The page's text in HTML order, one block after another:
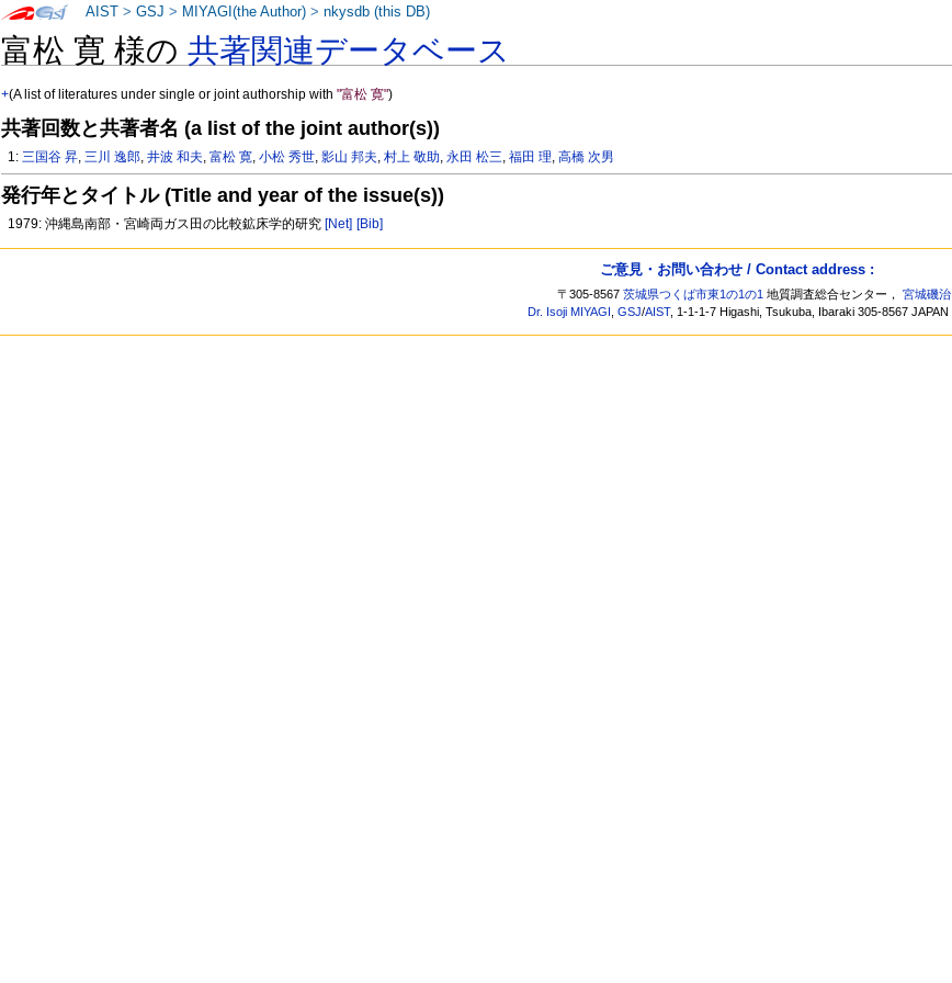
富松 寛 様の共著関連データベース
+(A list of literatures under single or joint authorship with"富松 寛")
共著回数と共著者名 (a list of the joint author(s))
1:三国谷 昇,三川 逸郎,井波 和夫,富松 寛,小松 秀世,影山 邦夫,村上 敬助,永田 松三,福田 理,高橋 次男
発行年とタイトル (Title and year of the issue(s))
1979: 沖縄島南部・宮崎両ガス田の比較鉱床学的研究 [Net] [Bib]
AIST >GSJ > MIYAGI(the Author) >nkysdb (this DB)
ご意見・お問い合わせ / Contact address :
〒305-8567茨城県つくば市東1の1の1 地質調査総合センター，宮城磯治
Dr. Isoji MIYAGI ,GSJ/AIST, 1-1-1-7 Higashi, Tsukuba, Ibaraki 305-8567 JAPAN